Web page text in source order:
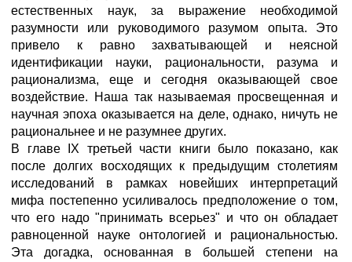
естественных наук, за выражение необходимой
разумности или руководимого разумом опыта. Это
привело к равно захватывающей и неясной
идентификации науки, рациональности, разума и
рационализма, еще и сегодня оказывающей свое
воздействие. Наша так называемая просвещенная и
научная эпоха оказывается на деле, однако, ничуть не
рациональнее и не разумнее других.
В главе IX третьей части книги было показано, как
после долгих восходящих к предыдущим столетиям
исследований в рамках новейших интерпретаций
мифа постепенно усиливалось предположение о том,
что его надо "принимать всерьез" и что он обладает
равноценной науке онтологией и рациональностью.
Эта догадка, основанная в большей степени на